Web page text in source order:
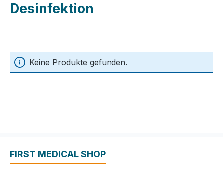
Desinfektion
Keine Produkte gefunden.
FIRST MEDICAL SHOP